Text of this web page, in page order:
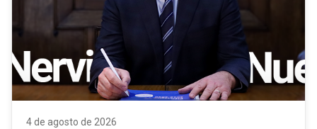
4 de agosto de 2026